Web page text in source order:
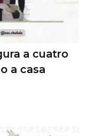
a cuatro
a casa